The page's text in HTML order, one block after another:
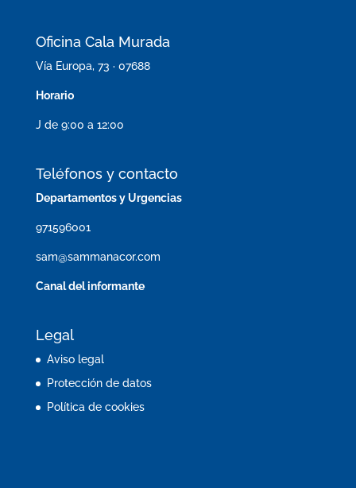
Oficina Cala Murada
Vía Europa, 73 · 07688
Horario
J de 9:00 a 12:00
Teléfonos y contacto
Departamentos y Urgencias
971596001
sam@sammanacor.com
Canal del informante
Legal
Aviso legal
Protección de datos
Política de cookies